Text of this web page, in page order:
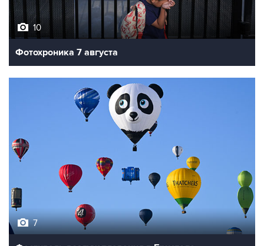
10
Фотохроника 7 августа
7